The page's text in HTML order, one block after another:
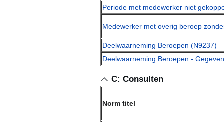
Periode met medewerker niet
Medewerker met overig beroep
Deelwaarneming Beroepen (N9237)
Deelwaarneming Beroepen -
C: Consulten
Norm titel